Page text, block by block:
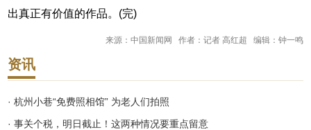
出真正有价值的作品。(完)
来源：中国新闻网 作者：记者 高红超 编辑：钟一鸣
资讯
· 杭州小巷“免费照相馆” 为老人们拍照
· 事关个税，明日截止！这两种情况要重点留意